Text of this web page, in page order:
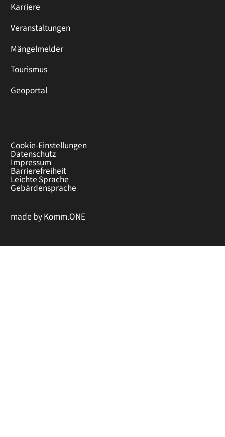
Karriere
Veranstaltungen
Mängelmelder
Tourismus
Geoportal
Cookie-Einstellungen
Datenschutz
Impressum
Barrierefreiheit
Leichte Sprache
Gebärdensprache
made byKomm.ONE